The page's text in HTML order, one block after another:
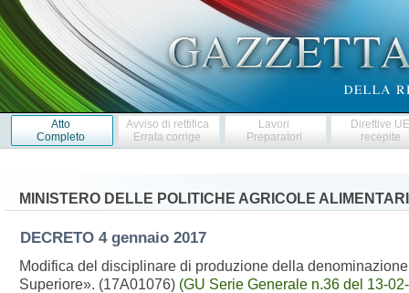
Atto
Completo
Avviso di rettifica
Errata corrige
Lavori
Preparatori
Direttive
recepite
MINISTERO DELLE POLITICHE AGRICOLE
DECRETO 4 gennaio 2017
Modifica del disciplinare di produzione della
Superiore». (17A01076) (GU Serie Generale n.36 del 13-